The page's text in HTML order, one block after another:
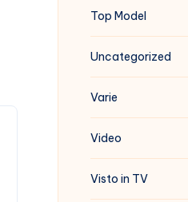
Top Model
Uncategorized
Varie
Video
Visto in TV